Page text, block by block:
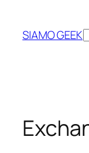
contenuto
SIAMO GEEK